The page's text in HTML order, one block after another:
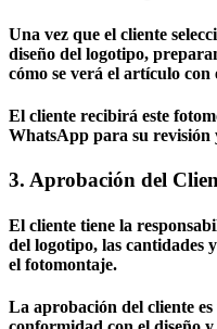
Una vez que el cliente
diseño del logotipo,
cómo se verá el artículo
El cliente recibirá este
WhatsApp para su revisión
3. Aprobación del
El cliente tiene la
del logotipo, las cantidades
el fotomontaje.
La aprobación del cliente